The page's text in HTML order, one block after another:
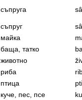
съпруга
съпруг
майка
баща, татко
животно
риба
птица
куче, пес, псе